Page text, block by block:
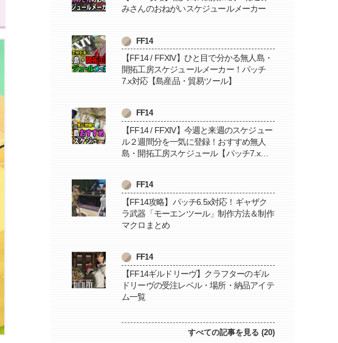
みさんのおねがいスケジュールメーカー
FF14
【FF14 / FFXIV】ひと目で分かる無人島・
開拓工房スケジュールメーカー！パッチ
7.x対応【島産品・貿易ツール】
FF14
【FF14 / FFXIV】今週と来週のスケジュー
ル２週間分を一気に登録！おすすめ無人
島・開拓工房スケジュール【パッチ7.x対
FF14
【FF14攻略】パッチ6.5x対応！ギャザク
ラ武器「モーエンツール」制作方法＆制作
マクロまとめ
FF14
【FF14ギルドリーヴ】クラフターのギル
ドリーヴの受注レベル・場所・納品アイテ
ム一覧
すべての記事を見る (20)